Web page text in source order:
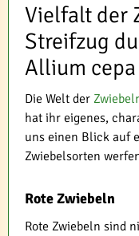
Vielfalt der
Streifzug
Allium cepa
Die Welt der
hat ihr eigenes,
uns einen Blick auf
Zwiebelsorten
Rote Zwiebeln
Rote Zwiebeln sind